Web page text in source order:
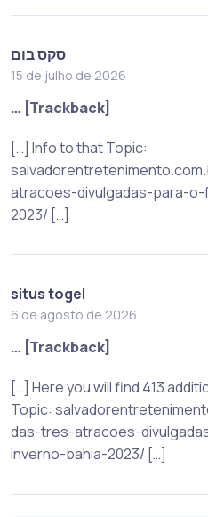
סקס בום
15 de julho de 2026
… [Trackback]
[…] Info to that Topic:
atracoes-divulgadas-para-
2023/ […]
situs togel
6 de agosto de 2026
… [Trackback]
[…] Here you will find 413
Topic:
das-tres-atracoes-
inverno-bahia-2023/ […]